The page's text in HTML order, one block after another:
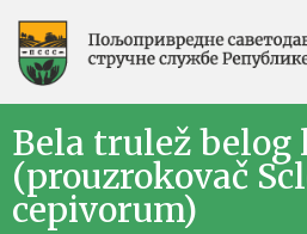
Bela trulež belog
(prouzrokovač
cepivorum)